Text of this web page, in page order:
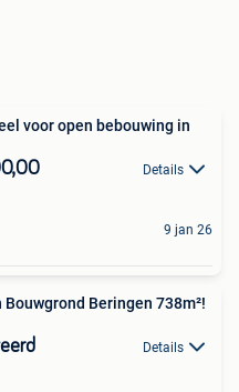
voor open bebouwing in
Details
9 jan 26
Beringen 738m²!
Details